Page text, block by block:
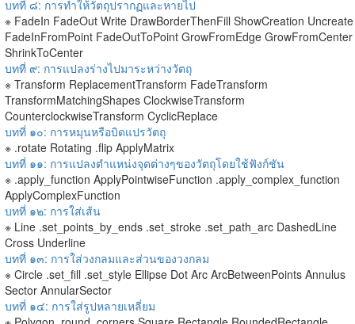
บทที่ ๘: การทำให้วัตถุปรากฏและหายไป
※ FadeIn FadeOut Write DrawBorderThenFill ShowCreation Uncreate
FadeInFromPoint FadeOutToPoint GrowFromEdge GrowFromCenter
ShrinkToCenter
บทที่ ๙: การแปลงร่างไปมาระหว่างวัตถุ
※ Transform ReplacementTransform FadeTransform
TransformMatchingShapes ClockwiseTransform
CounterclockwiseTransform CyclicReplace
บทที่ ๑๐: การหมุนหรือบิดแปรวัตถุ
※ .rotate Rotating .flip ApplyMatrix
บทที่ ๑๑: การแปลงตำแหน่งจุดต่างๆของวัตถุโดยใช้ฟังก์ชัน
※ .apply_function ApplyPointwiseFunction .apply_complex_function
ApplyComplexFunction
บทที่ ๑๒: การใส่เส้น
※ Line .set_points_by_ends .set_stroke .set_path_arc DashedLine
Cross Underline
บทที่ ๑๓: การใส่วงกลมและส่วนของวงกลม
※ Circle .set_fill .set_style Ellipse Dot Arc ArcBetweenPoints Annulus
Sector AnnularSector
บทที่ ๑๔: การใส่รูปหลายเหลี่ยม